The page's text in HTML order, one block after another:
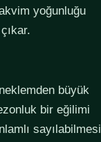
yoğunluğu
büyük
bir eğilimi
sayılabilmesi